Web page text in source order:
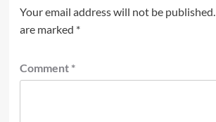
Your email address will not be published.
are marked *
Comment *